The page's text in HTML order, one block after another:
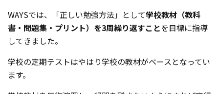
WAYSでは、「正しい勉強方法」として学校教材（教科
書・問題集・プリント）を3周繰り返すことを目標に指導
してきました。
学校の定期テストはやはり学校の教材がベースとなってい
ます。